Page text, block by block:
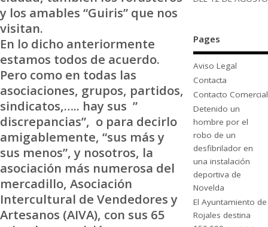
y los amables “Guiris” que nos
visitan.
En lo dicho anteriormente
estamos todos de acuerdo.
Pero como en todas las
asociaciones, grupos, partidos,
sindicatos,….. hay sus ”
discrepancias”, o para decirlo
amigablemente, “sus más y
sus menos”, y nosotros, la
asociación más numerosa del
mercadillo, Asociación
Intercultural de Vendedores y
Artesanos (AIVA), con sus 65
Pages
Aviso Legal
Contacta
Contacto Comercial
Detenido un
hombre por el
robo de un
desfibrilador en
una instalación
deportiva de
Novelda
El Ayuntamiento de
Rojales destina